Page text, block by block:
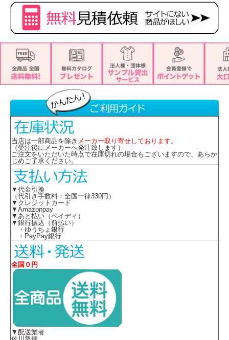
当店は一部商品を除き メーカー取り寄せしております。
（受注後にメーカーへ発注致します）
ご注文をいただいた時点で在庫切れの場合もございますので、あらか
じめご了承ください。
▼代金引換
（代引き手数料：全国一律330円）
▼クレジットカード
▼Amazonpay
▼あと払い（ペイディ）
▼銀行振込（前払い）
・ゆうちょ銀行
・PayPay銀行
全国０円
▼配送業者